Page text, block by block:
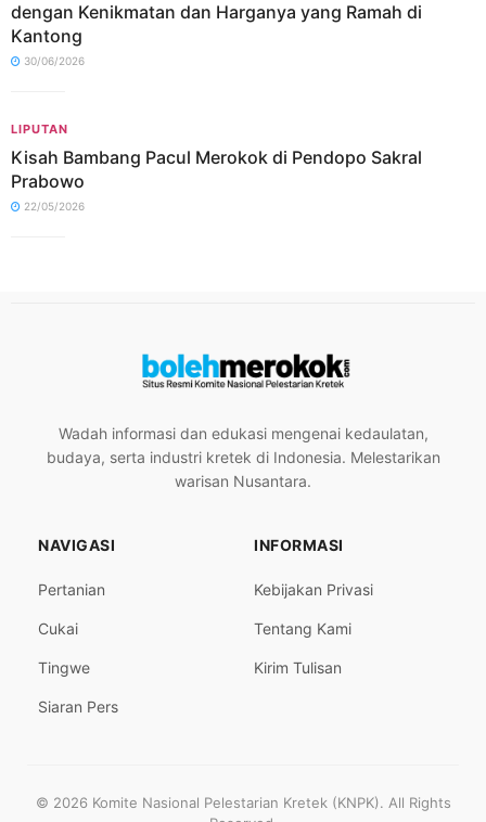
dengan Kenikmatan dan Harganya yang Ramah di
Kantong
30/06/2026
LIPUTAN
Kisah Bambang Pacul Merokok di Pendopo Sakral
Prabowo
22/05/2026
Wadah informasi dan edukasi mengenai kedaulatan,
budaya, serta industri kretek di Indonesia. Melestarikan
warisan Nusantara.
NAVIGASI
Pertanian
Cukai
Tingwe
Siaran Pers
INFORMASI
Kebijakan Privasi
Tentang Kami
Kirim Tulisan
© 2026 Komite Nasional Pelestarian Kretek (KNPK). All Rights